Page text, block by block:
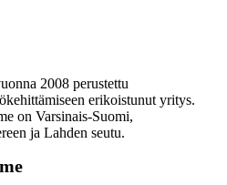
2008 perustettu
erikoistunut yritys.
on Varsinais-Suomi,
ja Lahden seutu.